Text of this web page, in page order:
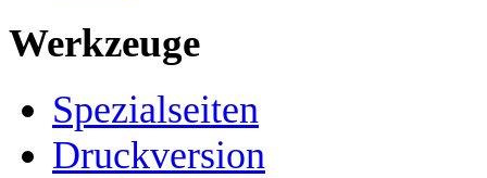
Werkzeuge
Spezialseiten
Druckversion